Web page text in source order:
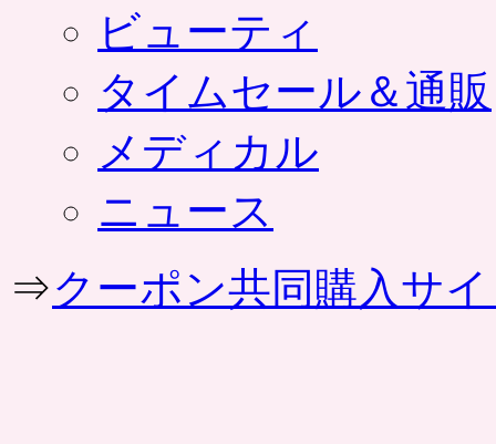
ビューティ
タイムセール＆通販
メディカル
ニュース
⇒クーポン共同購入サ